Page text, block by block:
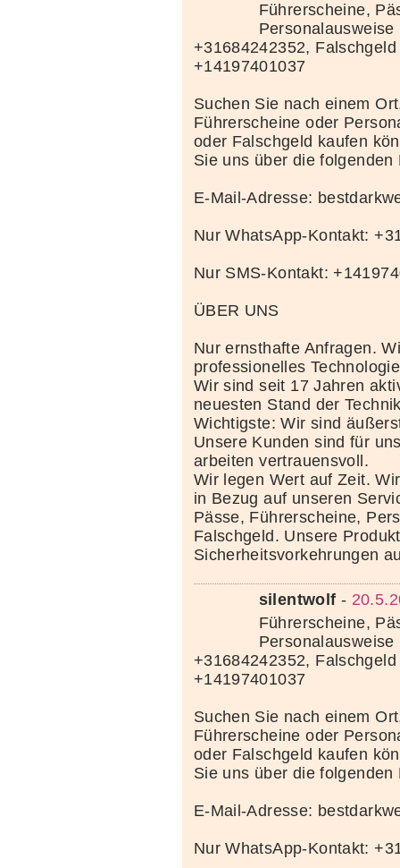
Führerscheine,
+31684242352,
+14197401037
Suchen Sie nach einem
Führerscheine oder
oder Falschgeld kaufen
Sie uns über die folgenden
E-Mail-Adresse:
Nur WhatsApp-Kontakt:
Nur SMS-Kontakt:
ÜBER UNS
Nur ernsthafte Anfragen.
professionelles
Wir sind seit 17 Jahren
neuesten Stand der
Wichtigste: Wir sind
Unsere Kunden sind für
arbeiten vertrauensvoll.
Wir legen Wert auf Zeit.
in Bezug auf unseren
Pässe, Führerscheine,
Falschgeld. Unsere
Sicherheitsvorkehrungen
silentwolf -
Führerscheine,
+31684242352,
+14197401037
Suchen Sie nach einem
Führerscheine oder
oder Falschgeld kaufen
Sie uns über die folgenden
E-Mail-Adresse:
Nur WhatsApp-Kontakt: